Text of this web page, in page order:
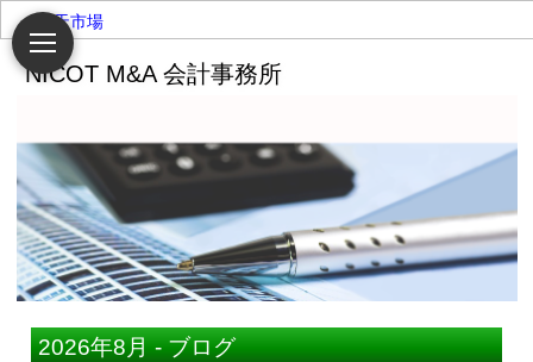
楽天市場
2026年8月 - ブログ